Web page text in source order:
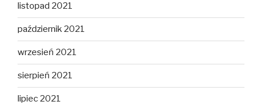
listopad 2021
październik 2021
wrzesień 2021
sierpień 2021
lipiec 2021